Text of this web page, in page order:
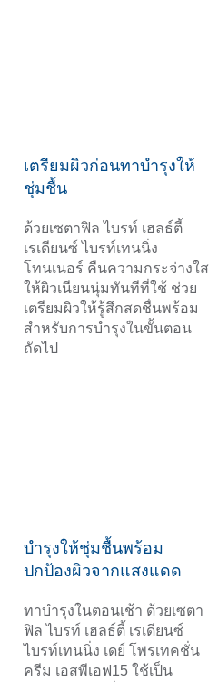
เตรียมผิวก่อนทาบำรุงให้
ชุ่มชื้น
ด้วยเซตาฟิล ไบรท์ เฮลธ์ตี้
เรเดียนซ์ ไบรท์เทนนิ่ง
โทนเนอร์ คืนความกระจ่างใส
ให้ผิวเนียนนุ่มทันทีที่ใช้ ช่วย
เตรียมผิวให้รู้สึกสดชื่นพร้อม
สำหรับการบำรุงในขั้นตอน
ถัดไป
บำรุงให้ชุ่มชื้นพร้อม
ปกป้องผิวจากแสงแดด
ทาบำรุงในตอนเช้า ด้วยเซตา
ฟิล ไบรท์ เฮลธ์ตี้ เรเดียนซ์
ไบรท์เทนนิ่ง เดย์ โพรเทคชั่น
ครีม เอสพีเอฟ15 ใช้เป็น